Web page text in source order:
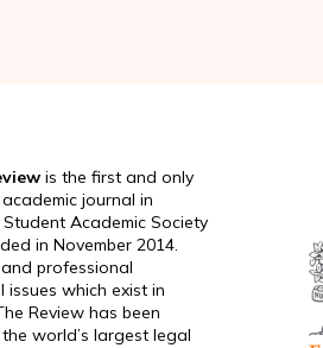
is the first and only
journal in
Academic Society
in November 2014.
professional
which exist in
Review has been
the world’s largest legal